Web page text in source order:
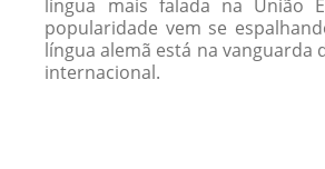
língua mais falada na União
popularidade vem se
língua alemã está na vanguarda
internacional.